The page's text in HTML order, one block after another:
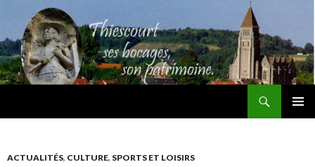
ACTUALITÉS, CULTURE, SPORTS ET LOISIRS